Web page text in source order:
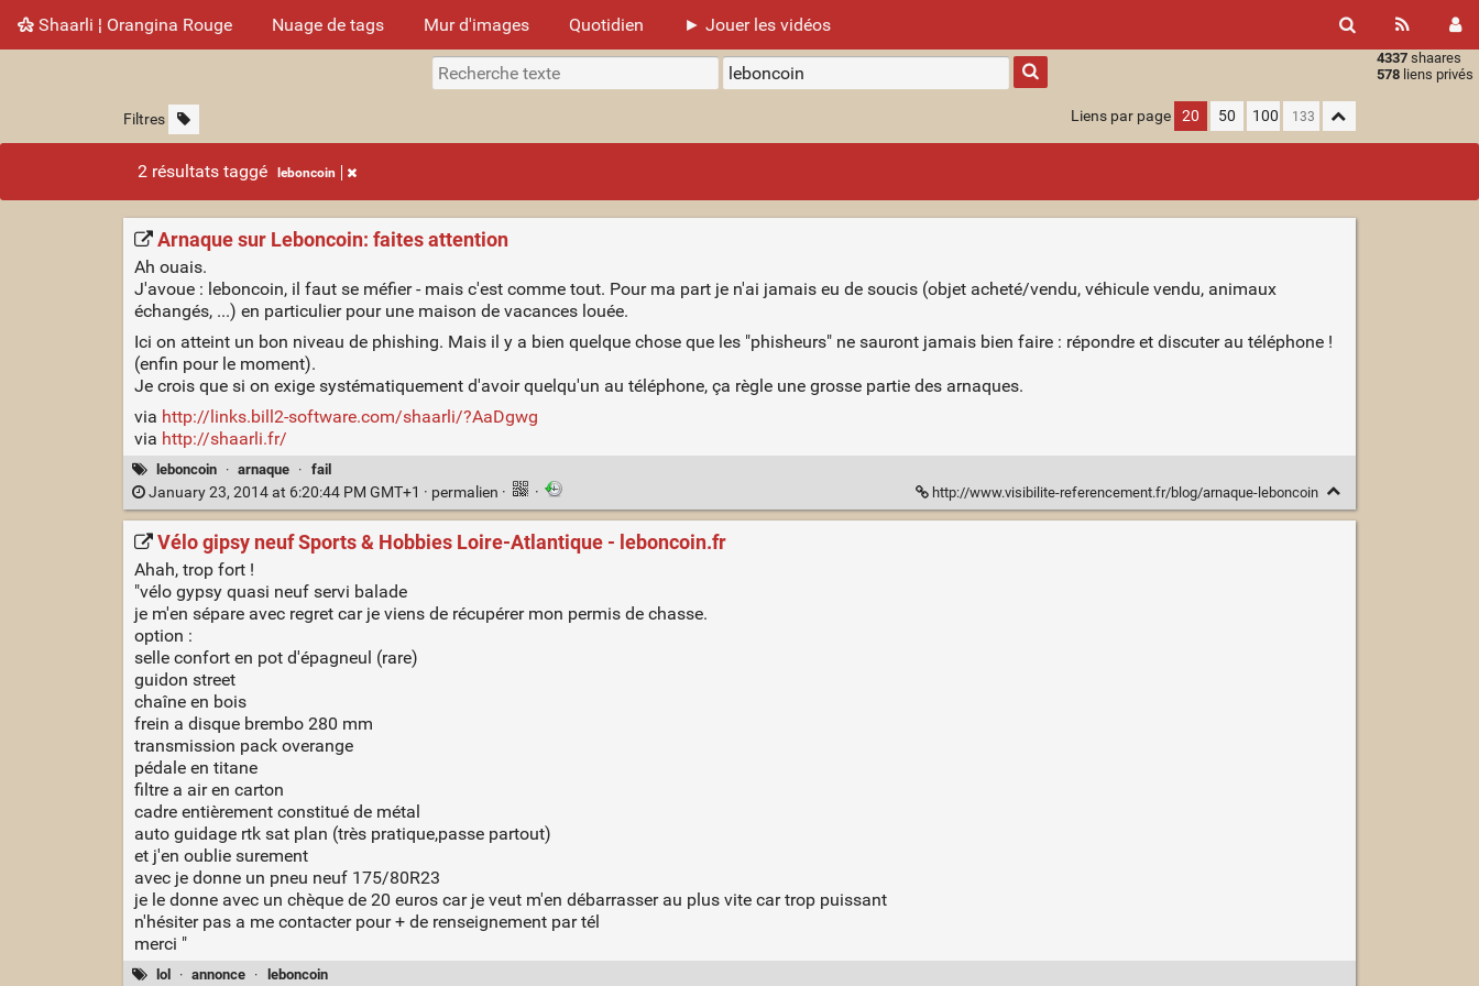
Shaarli ¦ Orangina Rouge Nuage de tags Mur d'images Quotidien ► Jouer les vidéos
4337 shaares
578 liens privés
Type 1 or
more
characters
results.
Filtres Liens par page 20 50 100
2 résultats taggé leboncoin
Arnaque sur Leboncoin: faites attention
Ah ouais.
J'avoue : leboncoin, il faut se méfier - mais c'est comme tout. Pour ma part je n'ai jamais eu de soucis (objet acheté/vendu, véhicule vendu, animaux
échangés, ...) en particulier pour une maison de vacances louée.
Ici on atteint un bon niveau de phishing. Mais il y a bien quelque chose que les "phisheurs" ne sauront jamais bien faire : répondre et discuter au téléphone !
(enfin pour le moment).
Je crois que si on exige systématiquement d'avoir quelqu'un au téléphone, ça règle une grosse partie des arnaques.
via http://links.bill2-software.com/shaarli/?AaDgwg
via http://shaarli.fr/
leboncoin · arnaque · fail
January 23, 2014 at 6:20:44 PM GMT+1 · permalien · · http://www.visibilite-referencement.fr/blog/arnaque-leboncoin
Vélo gipsy neuf Sports & Hobbies Loire-Atlantique - leboncoin.fr
Ahah, trop fort !
"vélo gypsy quasi neuf servi balade
je m'en sépare avec regret car je viens de récupérer mon permis de chasse.
option :
selle confort en pot d'épagneul (rare)
guidon street
chaîne en bois
frein a disque brembo 280 mm
transmission pack overange
pédale en titane
filtre a air en carton
cadre entièrement constitué de métal
auto guidage rtk sat plan (très pratique,passe partout)
et j'en oublie surement
avec je donne un pneu neuf 175/80R23
je le donne avec un chèque de 20 euros car je veut m'en débarrasser au plus vite car trop puissant
n'hésiter pas a me contacter pour + de renseignement par tél
merci "
lol · annonce · leboncoin